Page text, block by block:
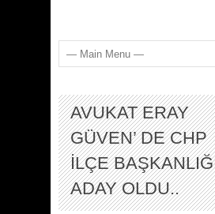
AVUKAT ERAY
GÜVEN’ DE CHP
İLÇE
ADAY OLDU..